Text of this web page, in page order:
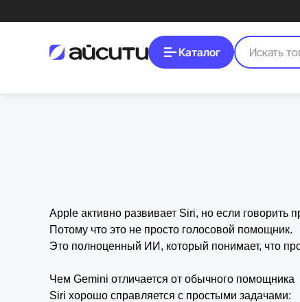
Каталог
Apple активно развивает Siri, но если говорить
Потому что это не просто голосовой помощник.
Это полноценный ИИ, который понимает, что
Чем Gemini отличается от обычного помощника
Siri хорошо справляется с простыми задачами: